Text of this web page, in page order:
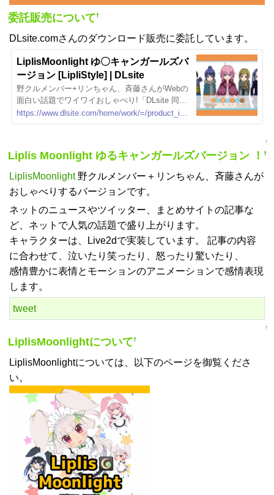
委託販売について†
DLsite.comさんのダウンロード販売に委託しています。
LiplisMoonlight ゆ〇キャンガールズバ
ージョン [LipliStyle] | DLsite
野クルメンバー+リンちゃん、斉藤さんがWebの
面白い話題でワイワイおしゃべり!「DLsite 同
人」は同人誌・同人ゲーム・同人ボイス・ASM
Rのダウンロードショップ。お気に入りの作品を
と出会えます。国内最大級の二次元総合ダウン
ロードショップ「DLsite」！
https://www.dlsite.com/home/work/=/product_id/RJ274355.html
↑
Liplis Moonlight ゆるキャンガールズバージョン ！ †
LiplisMoonlight野クルメンバー＋リンちゃん、斉藤さんが
おしゃべりするバージョンです。
ネットのニュースやツイッター、まとめサイトの記事な
ど、ネットで人気の話題で盛り上がります。
キャラクターは、Live2dで実装しています。 記事の内容
に合わせて、泣いたり笑ったり、怒ったり驚いたり、
感情豊かに表情とモーションのアニメーションで感情表現
します。
tweet
↑
LiplisMoonlightについて†
LiplisMoonlightについては、以下のページを御覧くださ
い。